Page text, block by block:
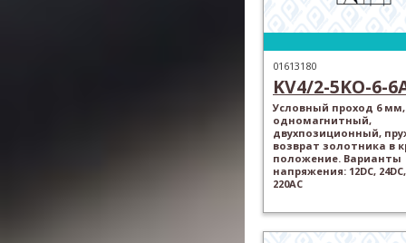
01613180
KV4/2-5KO-6-
Условный проход 6 мм,
одномагнитный,
двухпозиционный,
возврат золотника в
положение. Варианты
напряжения: 12DC, 24DC,
220AC